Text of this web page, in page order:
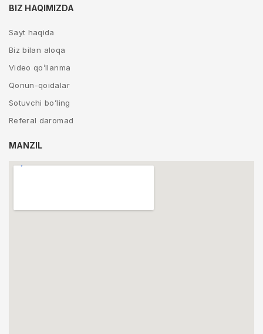
BIZ HAQIMIZDA
Sayt haqida
Biz bilan aloqa
Video qo’llanma
Qonun-qoidalar
Sotuvchi bo’ling
Referal daromad
MANZIL